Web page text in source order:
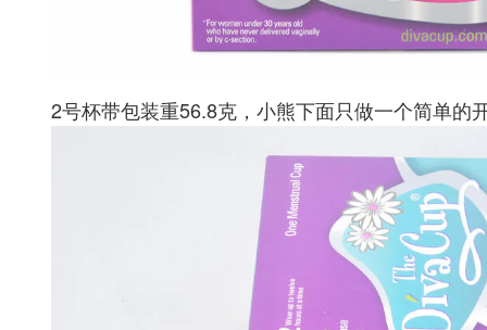
2号杯带包装重56.8克，小熊下面只做一个简单的